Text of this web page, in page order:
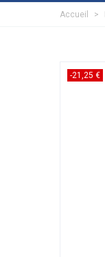
Accueil >
-21,25 €